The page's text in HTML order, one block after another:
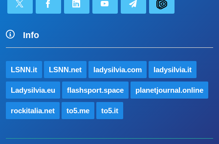
Info
LSNN.it LSNN.net ladysilvia.com ladysilvia.it
Ladysilvia.eu flashsport.space planetjournal.online
rockitalia.net to5.me to5.it